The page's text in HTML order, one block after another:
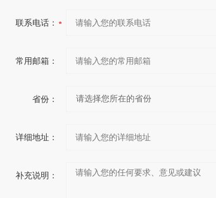
联系电话：
常用邮箱：
省份：
详细地址：
补充说明：